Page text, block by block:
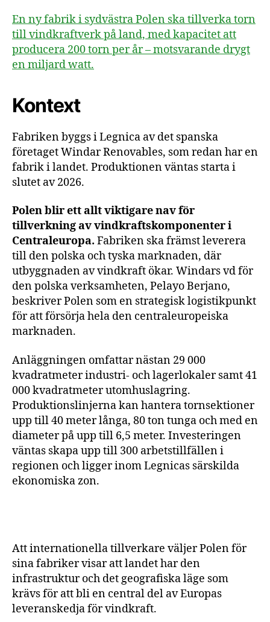
En ny fabrik i sydvästra Polen ska tillverka torn
till vindkraftverk på land, med kapacitet att
producera 200 torn per år – motsvarande drygt
en miljard watt.
Kontext
Fabriken byggs i Legnica av det spanska
företaget Windar Renovables, som redan har en
fabrik i landet. Produktionen väntas starta i
slutet av 2026.
Polen blir ett allt viktigare nav för
tillverkning av vindkraftskomponenter i
Centraleuropa. Fabriken ska främst leverera
till den polska och tyska marknaden, där
utbyggnaden av vindkraft ökar. Windars vd för
den polska verksamheten, Pelayo Berjano,
beskriver Polen som en strategisk logistikpunkt
för att försörja hela den centraleuropeiska
marknaden.
Anläggningen omfattar nästan 29 000
kvadratmeter industri- och lagerlokaler samt 41
000 kvadratmeter utomhuslagring.
Produktionslinjerna kan hantera tornsektioner
upp till 40 meter långa, 80 ton tunga och med en
diameter på upp till 6,5 meter. Investeringen
väntas skapa upp till 300 arbetstillfällen i
regionen och ligger inom Legnicas särskilda
ekonomiska zon.
Att internationella tillverkare väljer Polen för
sina fabriker visar att landet har den
infrastruktur och det geografiska läge som
krävs för att bli en central del av Europas
leveranskedja för vindkraft.